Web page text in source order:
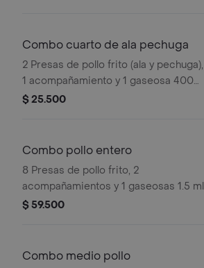
Combo cuarto de ala pechuga
2 Presas de pollo frito (ala y pechuga),
1 acompañamiento y 1 gaseosa 400
ml.
$ 25.500
Combo pollo entero
8 Presas de pollo frito, 2
acompañamientos y 1 gaseosas 1.5 ml
$ 59.500
Combo medio pollo